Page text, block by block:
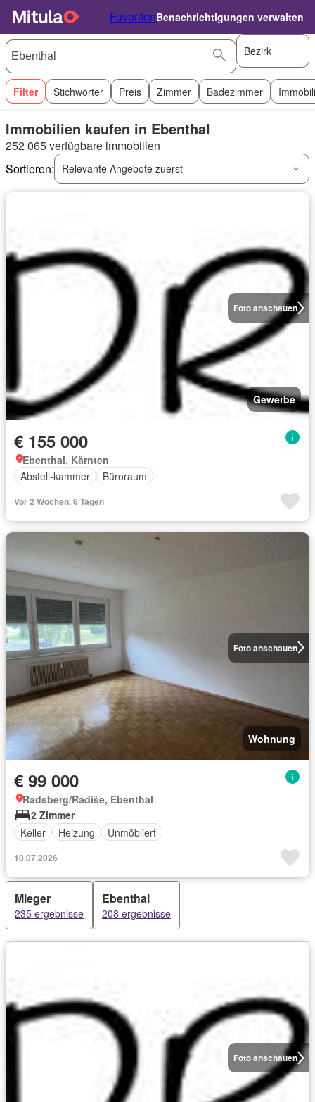
FavoritenBenachrichtigungen verwalten
Bezirk
Filter Stichwörter Preis Zimmer Badezimmer
Immobilien kaufen in Ebenthal
252 065 verfügbare immobilien
Sortieren:
Relevante Angebote zuerst
Foto anschauen
Gewerbe
€ 155 000
Ebenthal, Kärnten
Abstell-kammer
Büroraum
Vor 2 Wochen, 6 Tagen
Foto anschauen
Wohnung
€ 99 000
Radsberg/Radiše, Ebenthal
2 Zimmer
Keller
Heizung Unmöbliert
10.07.2026
Mieger
235 ergebnisse
Ebenthal
208 ergebnisse
Foto anschauen